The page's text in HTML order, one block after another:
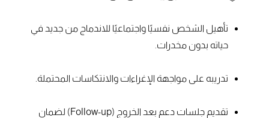
تأهيل الشخص نفسيًا واجتماعيًا للاندماج من جديد في
حياته بدون مخدرات.
تدريبه على مواجهة الإغراءات والانتكاسات المحتملة.
تقديم جلسات دعم بعد الخروج (Follow-up) لضمان